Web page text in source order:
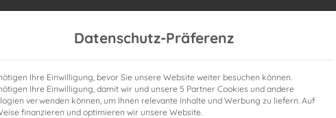
Datenschutz-Präferenz
Ihre Einwilligung, bevor Sie unsere Website weiter besuchen können.
Ihre Einwilligung, damit wir und unsere 5 Partner Cookies und andere
verwenden können, um Ihnen relevante Inhalte und Werbung zu liefern. Auf
finanzieren und optimieren wir unsere Website.